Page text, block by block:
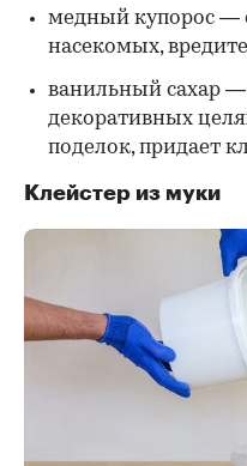
медный купорос —
насекомых,
ванильный сахар —
декоративных
поделок, придает
Клейстер из муки